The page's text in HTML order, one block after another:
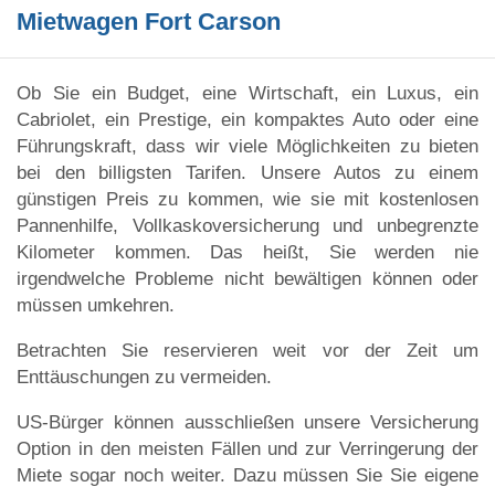
Mietwagen Fort Carson
Ob Sie ein Budget, eine Wirtschaft, ein Luxus, ein
Cabriolet, ein Prestige, ein kompaktes Auto oder eine
Führungskraft, dass wir viele Möglichkeiten zu bieten
bei den billigsten Tarifen. Unsere Autos zu einem
günstigen Preis zu kommen, wie sie mit kostenlosen
Pannenhilfe, Vollkaskoversicherung und unbegrenzte
Kilometer kommen. Das heißt, Sie werden nie
irgendwelche Probleme nicht bewältigen können oder
müssen umkehren.
Betrachten Sie reservieren weit vor der Zeit um
Enttäuschungen zu vermeiden.
US-Bürger können ausschließen unsere Versicherung
Option in den meisten Fällen und zur Verringerung der
Miete sogar noch weiter. Dazu müssen Sie Sie eigene